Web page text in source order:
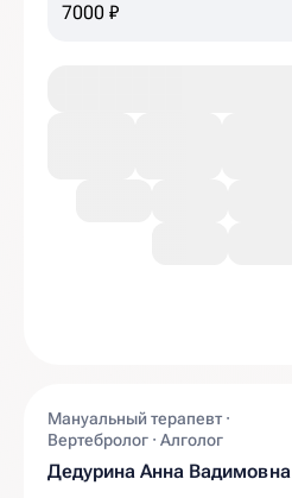
7000 ₽
Мануальный терапевт ·
Вертебролог · Алголог
Дедурина Анна Вадимовна